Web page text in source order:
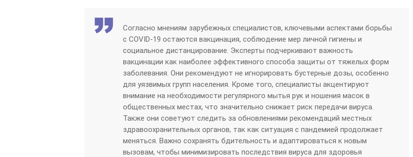
Согласно мнениям зарубежных специалистов, ключевыми аспектами борьбы
с COVID-19 остаются вакцинация, соблюдение мер личной гигиены и
социальное дистанцирование. Эксперты подчеркивают важность
вакцинации как наиболее эффективного способа защиты от тяжелых форм
заболевания. Они рекомендуют не игнорировать бустерные дозы, особенно
для уязвимых групп населения. Кроме того, специалисты акцентируют
внимание на необходимости регулярного мытья рук и ношения масок в
общественных местах, что значительно снижает риск передачи вируса.
Также они советуют следить за обновлениями рекомендаций местных
здравоохранительных органов, так как ситуация с пандемией продолжает
меняться. Важно сохранять бдительность и адаптироваться к новым
вызовам, чтобы минимизировать последствия вируса для здоровья